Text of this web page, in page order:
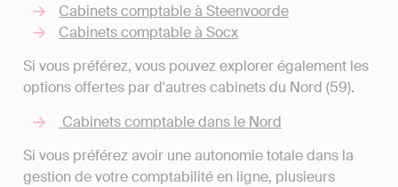
Cabinets comptable à Steenvoorde
Cabinets comptable à Socx
Si vous préférez, vous pouvez explorer également les
options offertes par d'autres cabinets du Nord (59).
Cabinets comptable dans le Nord
Si vous préférez avoir une autonomie totale dans la
gestion de votre comptabilité en ligne, plusieurs